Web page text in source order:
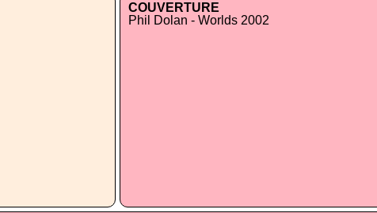
COUVERTURE
Phil Dolan - Worlds 2002